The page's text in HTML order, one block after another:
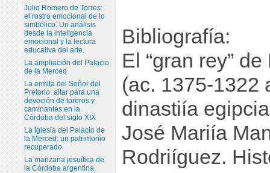
Bibliografía:
El “gran rey”
(ac. 1375-1322
dinastiía
José Mariía
Rodriíguez.
Julio Romero de Torres:
el rostro emocional de lo
simbólico. Un análisis
desde la inteligencia
emocional y la lectura
educativa del arte.
La ampliación del Palacio
de la Merced
La ermita del Señor del
Pretorio: altar para una
devoción de toreros y
caminantes en la
Córdoba del siglo XIX
La iglesia del Palacio de
la Merced: un patrimonio
recuperado
La manzana jesuítica de
la Córdoba argentina.